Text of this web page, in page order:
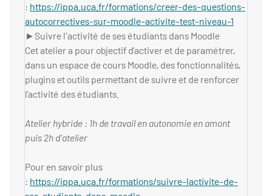
: https://ippa.uca.fr/formations/creer-des-questions-
autocorrectives-sur-moodle-activite-test-niveau-1
►Suivre l'activité de ses étudiants dans Moodle
Cet atelier a pour objectif d’activer et de paramétrer,
dans un espace de cours Moodle, des fonctionnalités,
plugins et outils permettant de suivre et de renforcer
l’activité des étudiants.
Atelier hybride : 1h de travail en autonomie en amont
puis 2h d'atelier
Pour en savoir plus
: https://ippa.uca.fr/formations/suivre-lactivite-de-